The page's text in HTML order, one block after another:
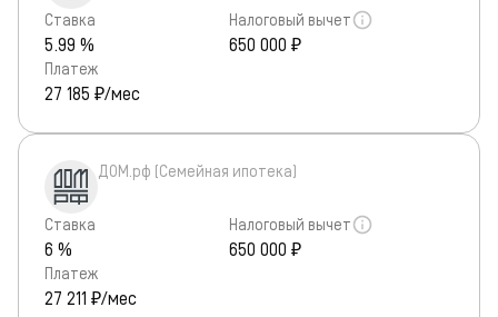
Ставка
5.99 %
Налоговый вычет
650 000 ₽
Платеж
27 185 ₽/мес
ДОМ.рф (Семейная ипотека)
Ставка
6 %
Налоговый вычет
650 000 ₽
Платеж
27 211 ₽/мес